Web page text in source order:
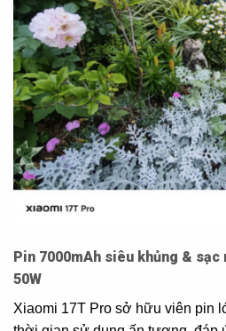
Pin 7000mAh siêu khủng & sạc
50W
Xiaomi 17T Pro sở hữu viên pin